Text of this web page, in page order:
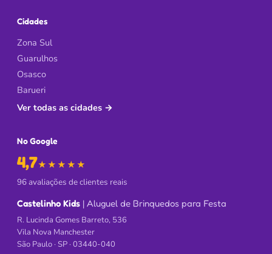
Cidades
Zona Sul
Guarulhos
Osasco
Barueri
Ver todas as cidades →
No Google
4,7★★★★★
de 5 no Google
96 avaliações de clientes reais
Castelinho Kids | Aluguel de Brinquedos para Festa
R. Lucinda Gomes Barreto, 536
Vila Nova Manchester
São Paulo · SP · 03440-040